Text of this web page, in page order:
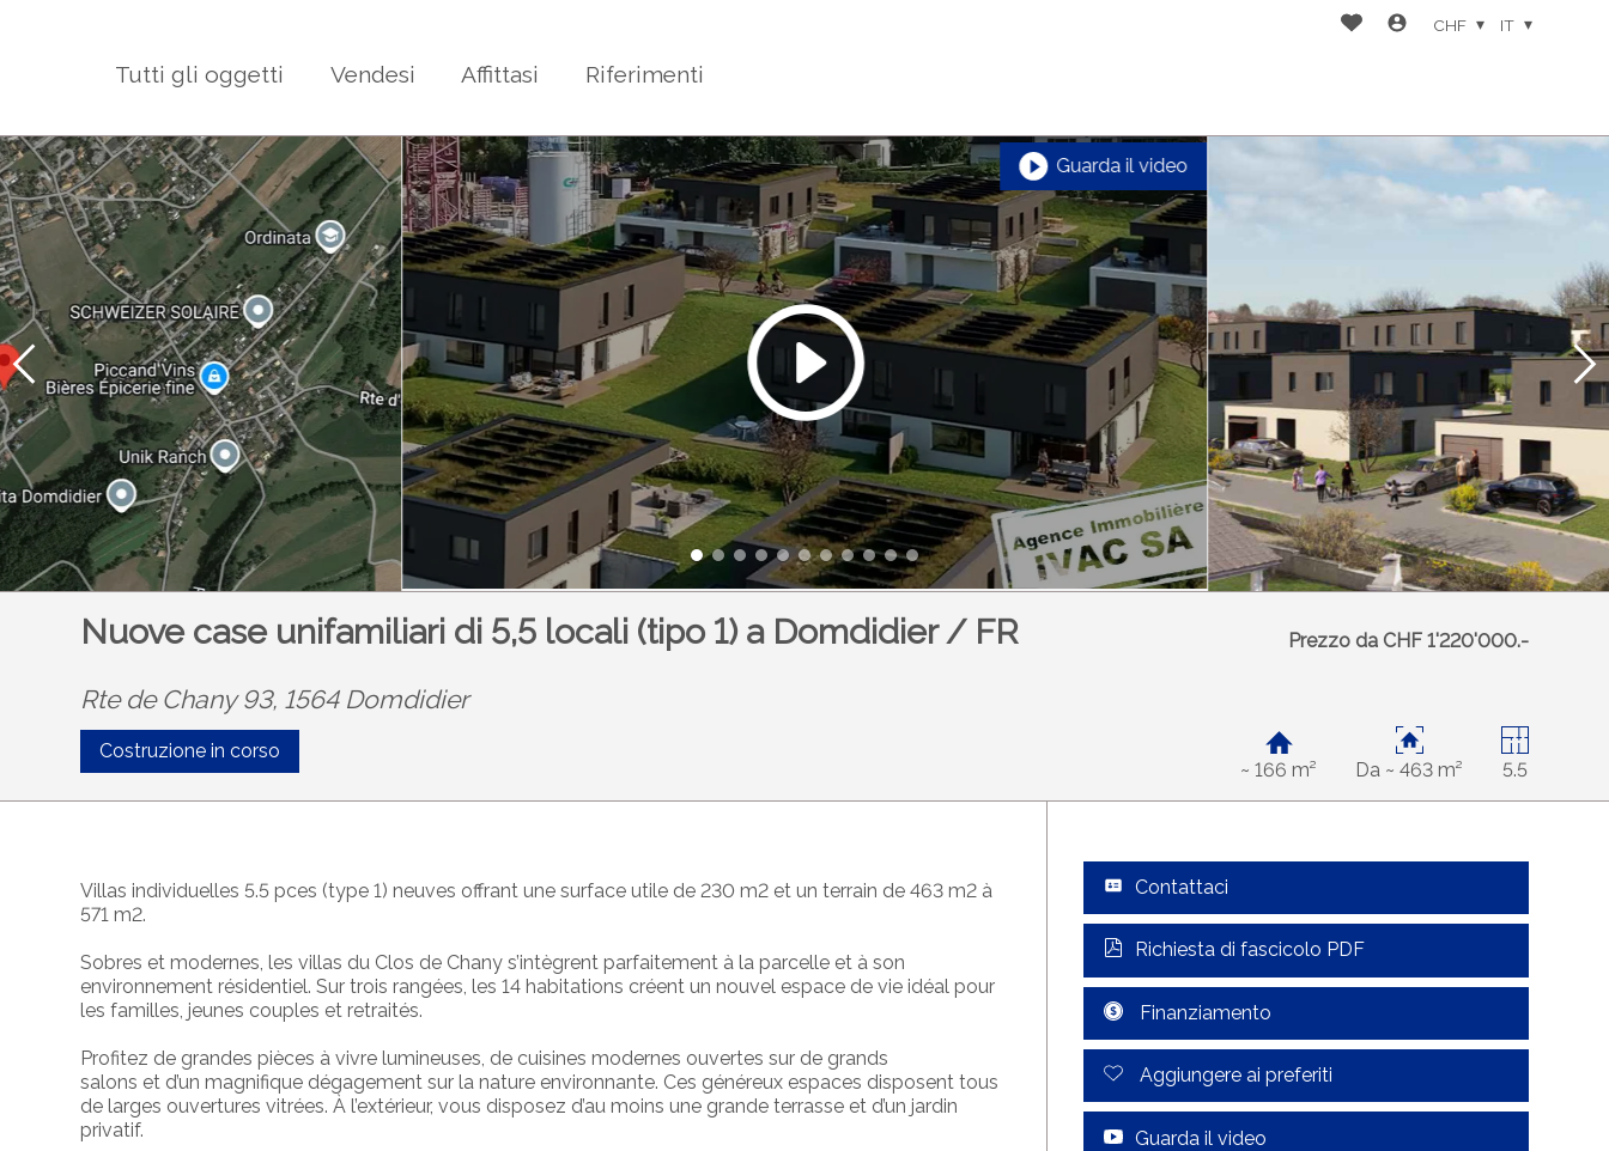
Tutti gli oggetti Vendesi Affittasi Riferimenti
CHF IT
Guarda il video
Nuove case unifamiliari di 5,5 locali (tipo 1) a Domdidier / FR Prezzo da CHF 1'220'000.-
Rte de Chany 93, 1564 Domdidier
Costruzione in corso
~ 166 m²
Da ~ 463 m² 5.5
Villas individuelles 5.5 pces (type 1) neuves offrant une surface utile de 230 m2 et un terrain de 463 m2 à
571 m2.
Sobres et modernes, les villas du Clos de Chany s’intègrent parfaitement à la parcelle et à son
environnement résidentiel. Sur trois rangées, les 14 habitations créent un nouvel espace de vie idéal pour
les familles, jeunes couples et retraités.
Profitez de grandes pièces à vivre lumineuses, de cuisinesmodernes ouvertes sur de grands
salons et d’un magnifique dégagement sur la nature environnante. Ces généreux espaces disposent tous
delarges ouvertures vitrées. À l’extérieur, vous disposez d’au moins une grande terrasse et d’un jardin
privatif.
Contattaci
Richiesta di fascicolo PDF
Finanziamento
Aggiungere ai preferiti
Guarda il video